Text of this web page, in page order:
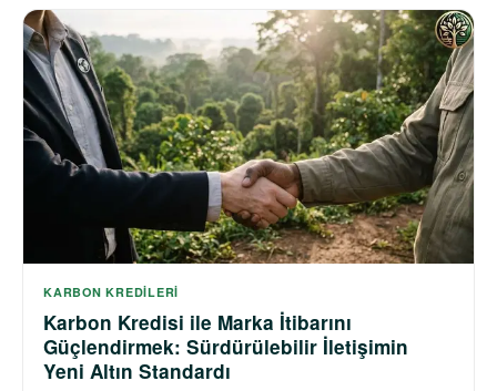
KARBON KREDILERI
Karbon Kredisi ile Marka İtibarını
Güçlendirmek: Sürdürülebilir İletişimin
Yeni Altın Standardı